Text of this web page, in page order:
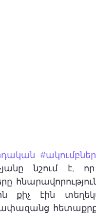
նշում է,
քիչ էին